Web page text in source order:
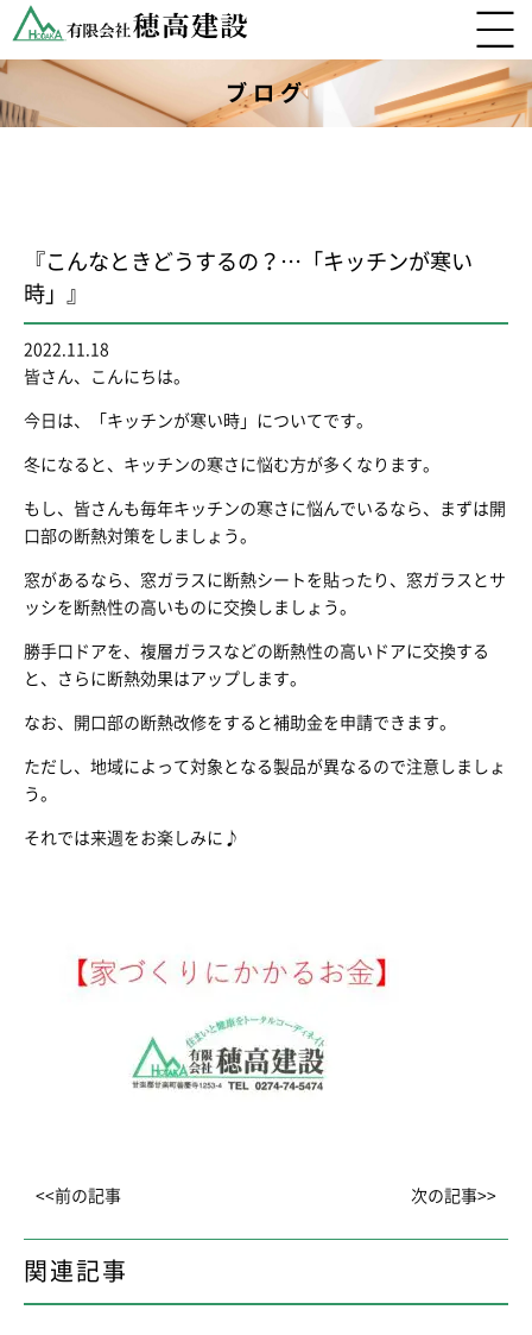
ブログ
『こんなときどうするの？…「キッチンが寒い
時」』
2022.11.18
皆さん、こんにちは。
今日は、「キッチンが寒い時」についてです。
冬になると、キッチンの寒さに悩む方が多くなります。
もし、皆さんも毎年キッチンの寒さに悩んでいるなら、まずは開
口部の断熱対策をしましょう。
窓があるなら、窓ガラスに断熱シートを貼ったり、窓ガラスとサ
ッシを断熱性の高いものに交換しましょう。
勝手口ドアを、複層ガラスなどの断熱性の高いドアに交換する
と、さらに断熱効果はアップします。
なお、開口部の断熱改修をすると補助金を申請できます。
ただし、地域によって対象となる製品が異なるので注意しましょ
う。
それでは来週をお楽しみに♪
<<前の記事 次の記事>>
関連記事